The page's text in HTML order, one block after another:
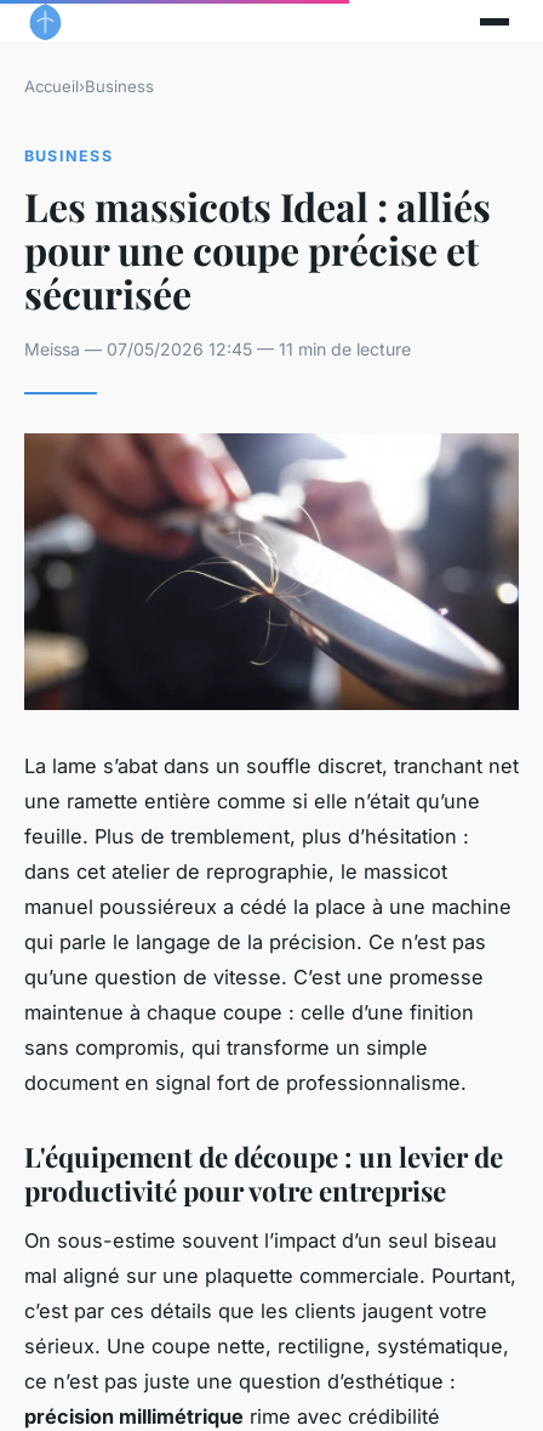
Accueil›Business
BUSINESS
Les massicots Ideal : alliés
pour une coupe précise et
sécurisée
Meissa — 07/05/2026 12:45 — 11 min de lecture
La lame s’abat dans un souffle discret, tranchant net
une ramette entière comme si elle n’était qu’une
feuille. Plus de tremblement, plus d’hésitation :
dans cet atelier de reprographie, le massicot
manuel poussiéreux a cédé la place à une machine
qui parle le langage de la précision. Ce n’est pas
qu’une question de vitesse. C’est une promesse
maintenue à chaque coupe : celle d’une finition
sans compromis, qui transforme un simple
document en signal fort de professionnalisme.
L'équipement de découpe : un levier de
productivité pour votre entreprise
On sous-estime souvent l’impact d’un seul biseau
mal aligné sur une plaquette commerciale. Pourtant,
c’est par ces détails que les clients jaugent votre
sérieux. Une coupe nette, rectiligne, systématique,
ce n’est pas juste une question d’esthétique :
précision millimétrique rime avec crédibilité